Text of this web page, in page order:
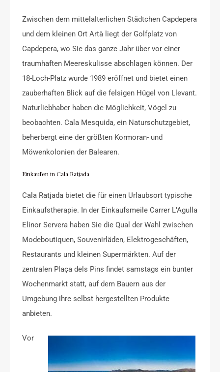
Zwischen dem mittelalterlichen Städtchen Capdepera
und dem kleinen Ort Artà liegt der Golfplatz von
Capdepera, wo Sie das ganze Jahr über vor einer
traumhaften Meereskulisse abschlagen können. Der
18-Loch-Platz wurde 1989 eröffnet und bietet einen
zauberhaften Blick auf die felsigen Hügel von Llevant.
Naturliebhaber haben die Möglichkeit, Vögel zu
beobachten. Cala Mesquida, ein Naturschutzgebiet,
beherbergt eine der größten Kormoran- und
Möwenkolonien der Balearen.
Einkaufen in Cala Ratjada
Cala Ratjada bietet die für einen Urlaubsort typische
Einkaufstherapie. In der Einkaufsmeile Carrer L’Agulla
Elinor Servera haben Sie die Qual der Wahl zwischen
Modeboutiquen, Souvenirläden, Elektrogeschäften,
Restaurants und kleinen Supermärkten. Auf der
zentralen Plaça dels Pins findet samstags ein bunter
Wochenmarkt statt, auf dem Bauern aus der
Umgebung ihre selbst hergestellten Produkte
anbieten.
Vor